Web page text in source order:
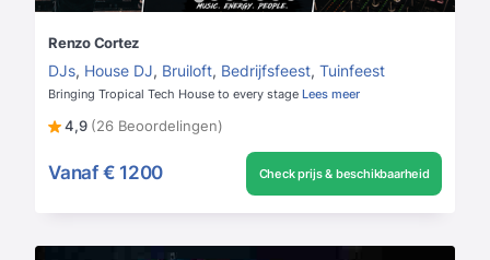
Renzo Cortez
DJs, House DJ, Bruiloft, Bedrijfsfeest, Tuinfeest
Bringing Tropical Tech House to every stage Lees meer
4,9 (26 Beoordelingen)
Vanaf € 1200 Check prijs & beschikbaarheid